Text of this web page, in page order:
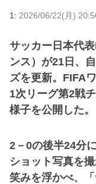
1: 2026/06/22(月)
サッカー日本代
ンス）が21日、
ズを更新。FIFA
1次リーグ第2戦
様子を公開した。
2－0の後半24分
ショット写真を
笑みを浮かべ、